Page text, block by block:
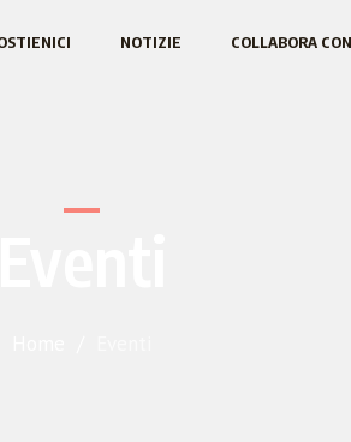
NOTIZIE COLLABORA